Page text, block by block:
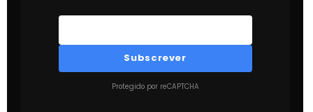
Subscrever
Protegido por reCAPTCHA